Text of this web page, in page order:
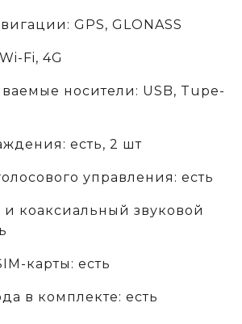
GPS, GLONASS
Fi, 4G
носители: USB, Tupe-
есть, 2 шт
управления: есть
коаксиальный звуковой
карты: есть
в комплекте: есть